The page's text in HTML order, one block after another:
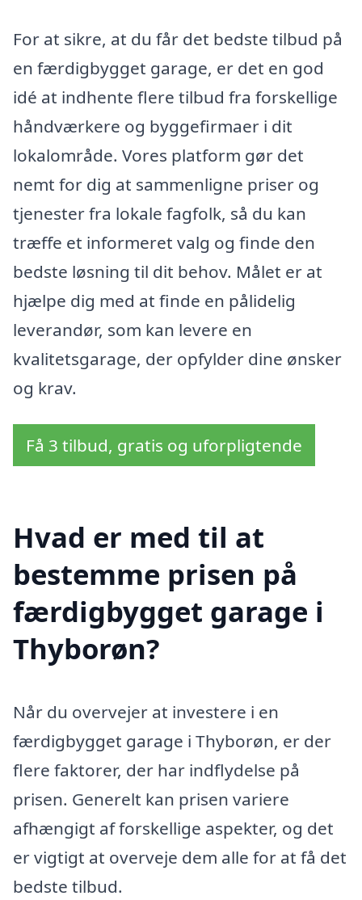
For at sikre, at du får det bedste tilbud på
en færdigbygget garage, er det en god
idé at indhente flere tilbud fra forskellige
håndværkere og byggefirmaer i dit
lokalområde. Vores platform gør det
nemt for dig at sammenligne priser og
tjenester fra lokale fagfolk, så du kan
træffe et informeret valg og finde den
bedste løsning til dit behov. Målet er at
hjælpe dig med at finde en pålidelig
leverandør, som kan levere en
kvalitetsgarage, der opfylder dine ønsker
og krav.
Få 3 tilbud, gratis og uforpligtende
Hvad er med til at
bestemme prisen på
færdigbygget garage i
Thyborøn?
Når du overvejer at investere i en
færdigbygget garage i Thyborøn, er der
flere faktorer, der har indflydelse på
prisen. Generelt kan prisen variere
afhængigt af forskellige aspekter, og det
er vigtigt at overveje dem alle for at få det
bedste tilbud.